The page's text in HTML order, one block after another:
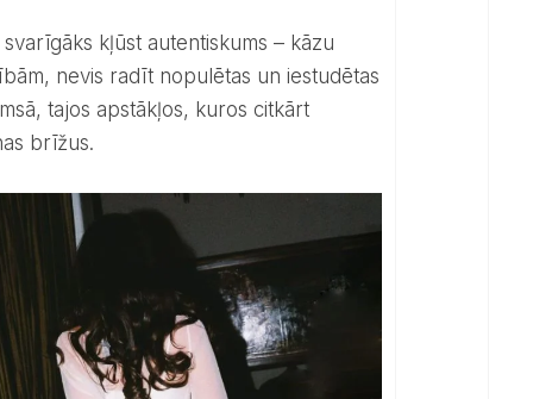
nevis radīt nopulētas un iestudētas
tajos apstākļos, kuros citkārt
brīžus.